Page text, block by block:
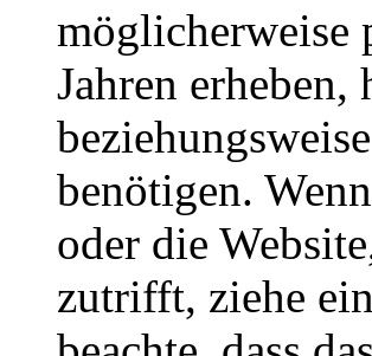
möglicherweise
Jahren
benötigen.
oder die
zutrifft, ziehe